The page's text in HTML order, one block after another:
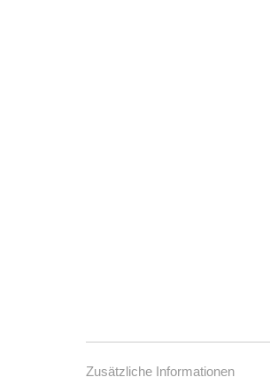
Zusätzliche Informationen